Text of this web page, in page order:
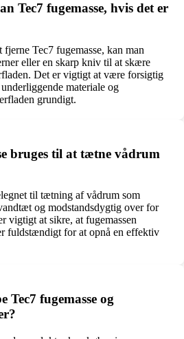
Tec7 fugemasse, hvis det er
Tec7 fugemasse, kan man
eller en skarp kniv til at skære
Det er vigtigt at være forsigtig
materiale og
grundigt.
bruges til at tætne vådrum
til tætning af vådrum som
og modstandsdygtig over for
vigtigt at sikre, at fugemassen
fuldstændigt for at opnå en effektiv
fugemasse og